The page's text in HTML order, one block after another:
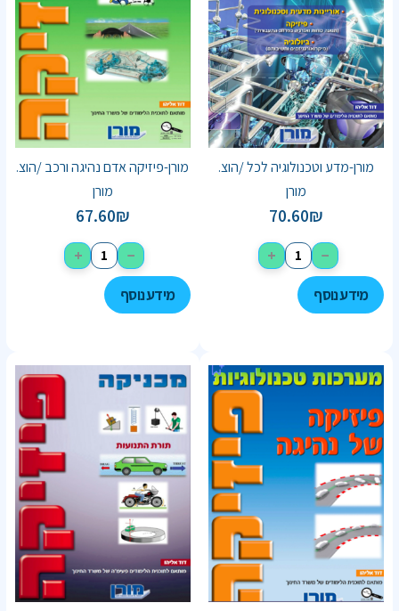
מורן-מדע וטכנולוגיה לכל /הוצ.
מורן
70.60₪
−
+
מידע נוסף
מורן-פיזיקה אדם נהיגה ורכב /הוצ.
מורן
67.60₪
−
+
מידע נוסף